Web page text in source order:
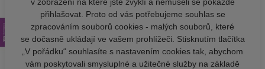
přihlašovat. Proto od vás potřebujeme souhlas se
zpracováním souborů cookies - malých souborů, které
se dočasně ukládají ve vašem prohlížeči. Stisknutím tlačítka
„V pořádku“ souhlasíte s nastavením cookies tak, abychom
vám poskytovali smysluplné a užitečné služby na základě